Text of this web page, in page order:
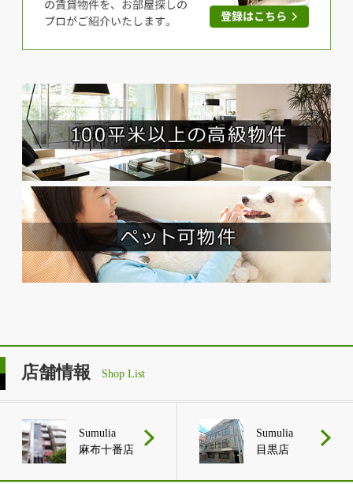
店舗情報 Shop List
Sumulia
麻布十番店
Sumulia
目黒店